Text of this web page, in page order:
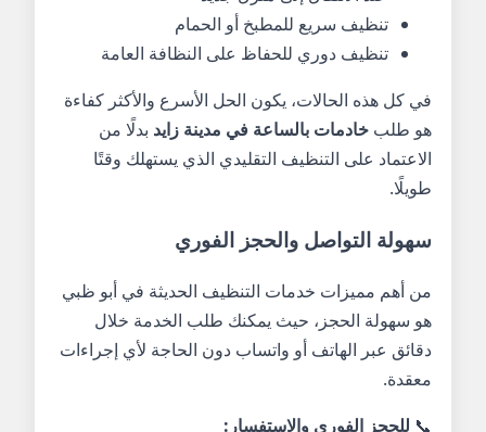
تنظيف سريع للمطبخ أو الحمام
تنظيف دوري للحفاظ على النظافة العامة
في كل هذه الحالات، يكون الحل الأسرع والأكثر كفاءة
هو طلب خادمات بالساعة في مدينة زايد بدلًا من
الاعتماد على التنظيف التقليدي الذي يستهلك وقتًا
طويلًا.
سهولة التواصل والحجز الفوري
من أهم مميزات خدمات التنظيف الحديثة في أبو ظبي
هو سهولة الحجز، حيث يمكنك طلب الخدمة خلال
دقائق عبر الهاتف أو واتساب دون الحاجة لأي إجراءات
معقدة.
📞 للحجز الفوري والاستفسار: